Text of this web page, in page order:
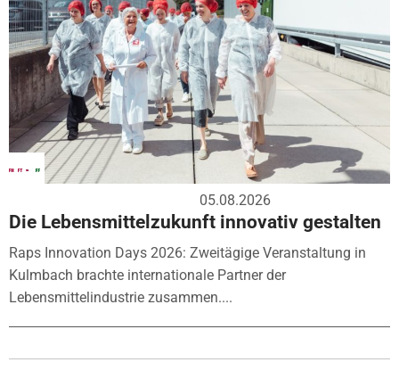
05.08.2026
Die Lebensmittelzukunft innovativ gestalten
Raps Innovation Days 2026: Zweitägige Veranstaltung in
Kulmbach brachte internationale Partner der
Lebensmittelindustrie zusammen....